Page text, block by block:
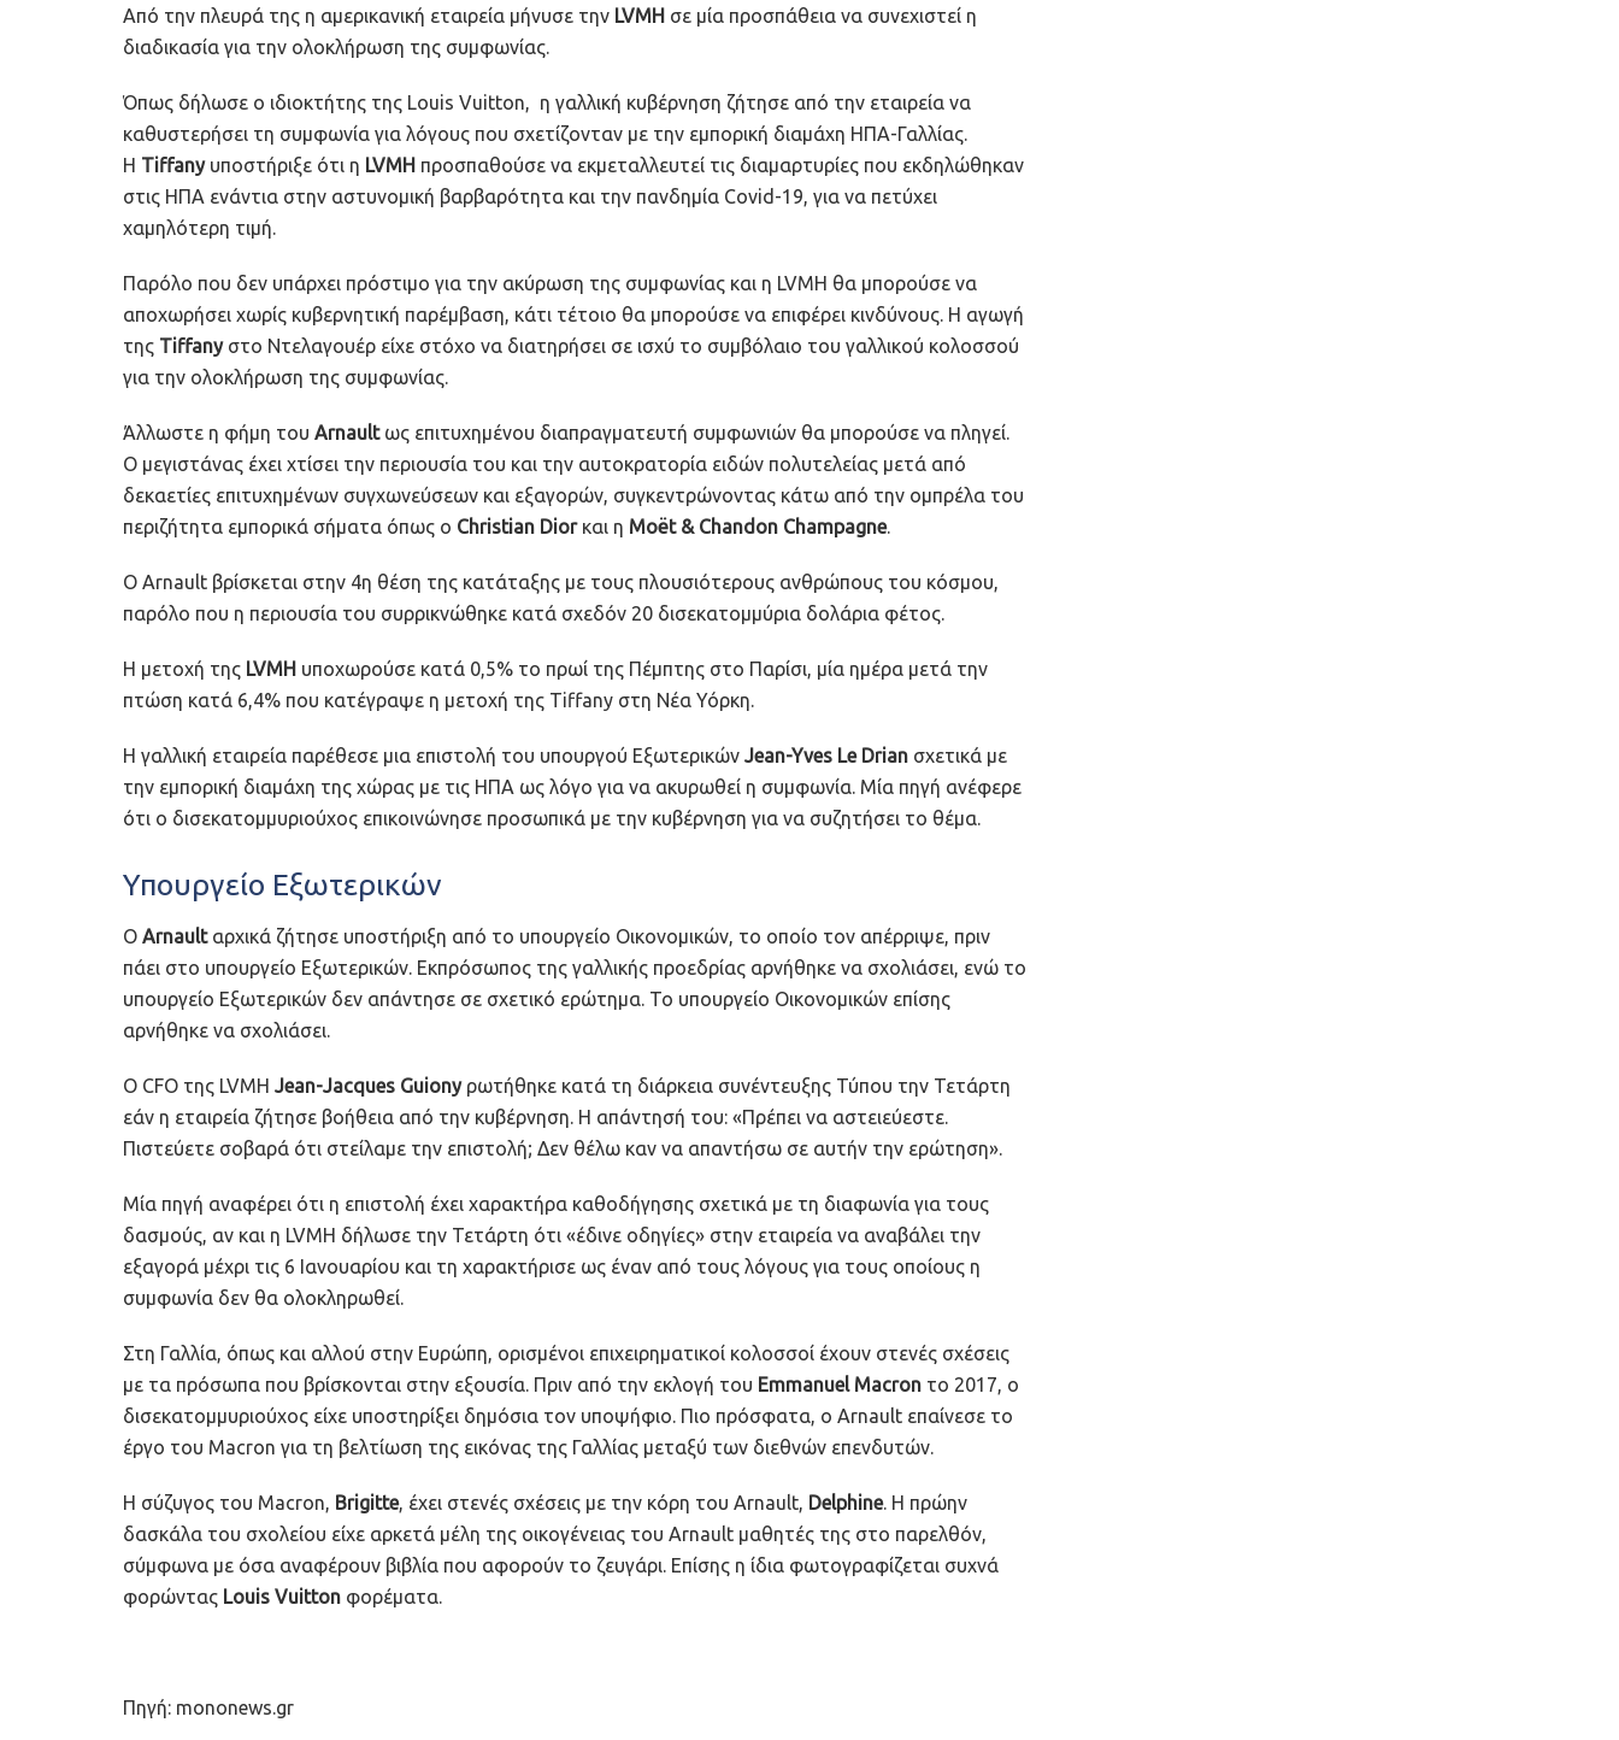
Από την πλευρά της η αμερικανική εταιρεία μήνυσε την LVMH σε μία προσπάθεια να συνεχιστεί η
διαδικασία για την ολοκλήρωση της συμφωνίας.
Όπως δήλωσε ο ιδιοκτήτης της Louis Vuitton, η γαλλική κυβέρνηση ζήτησε από την εταιρεία να
καθυστερήσει τη συμφωνία για λόγους που σχετίζονταν με την εμπορική διαμάχη ΗΠΑ-Γαλλίας.
Η Tiffanyυποστήριξε ότι η LVMH προσπαθούσε να εκμεταλλευτεί τις διαμαρτυρίες που εκδηλώθηκαν
στις ΗΠΑ ενάντια στην αστυνομική βαρβαρότητα και την πανδημία Covid-19, για να πετύχει
χαμηλότερη τιμή.
Παρόλο που δεν υπάρχει πρόστιμο για την ακύρωση της συμφωνίας και η LVMH θα μπορούσε να
αποχωρήσει χωρίς κυβερνητική παρέμβαση, κάτι τέτοιο θα μπορούσε να επιφέρει κινδύνους. Η αγωγή
της Tiffanyστο Ντελαγουέρ είχε στόχο να διατηρήσει σε ισχύ το συμβόλαιο του γαλλικού κολοσσού
για την ολοκλήρωση της συμφωνίας.
Άλλωστε η φήμη του Arnaultως επιτυχημένου διαπραγματευτή συμφωνιών θα μπορούσε να πληγεί.
Ο μεγιστάνας έχει χτίσει την περιουσία του και την αυτοκρατορία ειδών πολυτελείας μετά από
δεκαετίες επιτυχημένων συγχωνεύσεων και εξαγορών, συγκεντρώνοντας κάτω από την ομπρέλα του
περιζήτητα εμπορικά σήματα όπως ο Christian Dior και η Moët & Chandon Champagne.
Ο Arnault βρίσκεται στην 4η θέση της κατάταξης με τους πλουσιότερους ανθρώπους του κόσμου,
παρόλο που η περιουσία του συρρικνώθηκε κατά σχεδόν 20 δισεκατομμύρια δολάρια φέτος.
Η μετοχή της LVMH υποχωρούσε κατά 0,5% το πρωί της Πέμπτης στο Παρίσι, μία ημέρα μετά την
πτώση κατά 6,4% που κατέγραψε η μετοχή της Tiffany στη Νέα Υόρκη.
Η γαλλική εταιρεία παρέθεσε μια επιστολή του υπουργού Εξωτερικών Jean-Yves Le Drian σχετικά με
την εμπορική διαμάχη της χώρας με τις ΗΠΑ ως λόγο για να ακυρωθεί η συμφωνία. Μία πηγή ανέφερε
ότι ο δισεκατομμυριούχος επικοινώνησε προσωπικά με την κυβέρνηση για να συζητήσει το θέμα.
Υπουργείο Εξωτερικών
Ο Arnaultαρχικά ζήτησε υποστήριξη από το υπουργείο Οικονομικών, το οποίο τον απέρριψε, πριν
πάει στο υπουργείο Εξωτερικών. Εκπρόσωπος της γαλλικής προεδρίας αρνήθηκε να σχολιάσει, ενώ το
υπουργείο Εξωτερικών δεν απάντησε σε σχετικό ερώτημα. Το υπουργείο Οικονομικών επίσης
αρνήθηκε να σχολιάσει.
Ο CFO της LVMH Jean-Jacques Guionyρωτήθηκε κατά τη διάρκεια συνέντευξης Τύπου την Τετάρτη
εάν η εταιρεία ζήτησε βοήθεια από την κυβέρνηση. Η απάντησή του: «Πρέπει να αστειεύεστε.
Πιστεύετε σοβαρά ότι στείλαμε την επιστολή; Δεν θέλω καν να απαντήσω σε αυτήν την ερώτηση».
Μία πηγή αναφέρει ότι η επιστολή έχει χαρακτήρα καθοδήγησης σχετικά με τη διαφωνία για τους
δασμούς, αν και η LVMH δήλωσε την Τετάρτη ότι «έδινε οδηγίες» στην εταιρεία να αναβάλει την
εξαγορά μέχρι τις 6 Ιανουαρίου και τη χαρακτήρισε ως έναν από τους λόγους για τους οποίους η
συμφωνία δεν θα ολοκληρωθεί.
Στη Γαλλία, όπως και αλλού στην Ευρώπη, ορισμένοι επιχειρηματικοί κολοσσοί έχουν στενές σχέσεις
με τα πρόσωπα που βρίσκονται στην εξουσία. Πριν από την εκλογή του Emmanuel Macron το 2017, ο
δισεκατομμυριούχος είχε υποστηρίξει δημόσια τον υποψήφιο. Πιο πρόσφατα, ο Arnault επαίνεσε το
έργο του Macron για τη βελτίωση της εικόνας της Γαλλίας μεταξύ των διεθνών επενδυτών.
Η σύζυγος του Macron, Brigitte, έχει στενές σχέσεις με την κόρη του Arnault, Delphine. Η πρώην
δασκάλα του σχολείου είχε αρκετά μέλη της οικογένειας του Arnault μαθητές της στο παρελθόν,
σύμφωνα με όσα αναφέρουν βιβλία που αφορούν το ζευγάρι. Επίσης η ίδια φωτογραφίζεται συχνά
φορώντας Louis Vuitton φορέματα.
Πηγή: mononews.gr